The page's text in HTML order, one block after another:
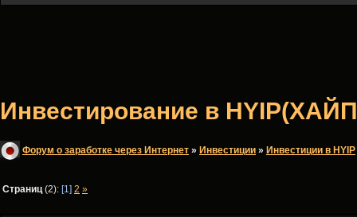
Инвестирование в
Форум о заработке через Интернет » Инвестиции » Инвестиции в HYIP
Страниц(2): [1] 2 »